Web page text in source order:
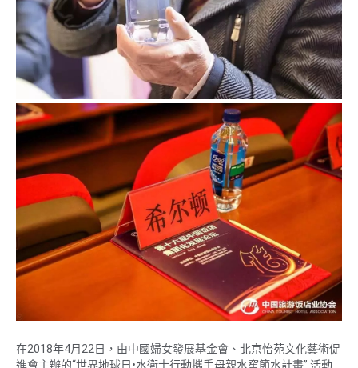
在2018年4月22日，由中國婦女發展基金會、北京怡苑文化藝術促
進會主辦的“世界地球日•水衛士行動攜手母親水窖節水計畫” 活動